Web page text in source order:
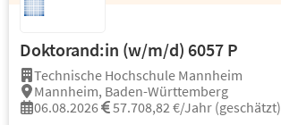
Doktorand:in (w/m/d) 6057 P
Technische Hochschule Mannheim
Mannheim, Baden-Württemberg
06.08.2026
57.708,82 €/Jahr (geschätzt)